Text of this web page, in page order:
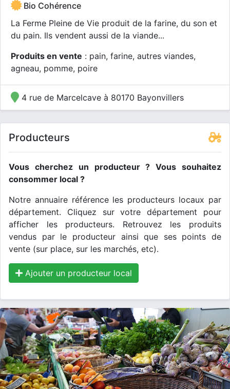
Bio Cohérence
La Ferme Pleine de Vie produit de la farine, du son et
du pain. Ils vendent aussi de la viande...
Produits en vente : pain, farine, autres viandes,
agneau, pomme, poire
4 rue de Marcelcave à 80170 Bayonvillers
Producteurs
Vous cherchez un producteur ? Vous souhaitez
consommer local ?
Notre annuaire référence les producteurs locaux par
département. Cliquez sur votre département pour
afficher les producteurs. Retrouvez les produits
vendus par le producteur ainsi que ses points de
vente (sur place, sur les marchés, etc).
Ajouter un producteur local